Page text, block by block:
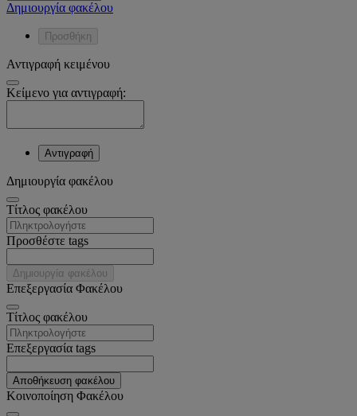
Δημιουργία φακέλου
Προσθήκη
Αντιγραφή κειμένου
Κείμενο για αντιγραφή:
Αντιγραφή
Δημιουργία φακέλου
Tίτλος φακέλου
Προσθέστε tags
Δημιουργία φακέλου
Επεξεργασία Φακέλου
Tίτλος φακέλου
Επεξεργασία tags
Αποθήκευση φακέλου
Κοινοποίηση Φακέλου